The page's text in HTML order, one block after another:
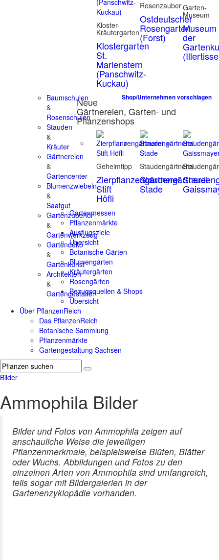
Kloster-
Kräutergarten
Klostergarten
St.
Marienstern
(Panschwitz-
Kuckau)
Rosenzauber
Ostdeutscher
Rosengarten
(Forst)
Garten-
Museum
Museum
der
Baumschulen
&
Rosenschulen
Stauden
&
Kräuter
Gärtnereien
&
Gartencenter
Blumenzwiebeln
&
Saatgut
Gartenzubehör
&
Gartenwerkzeug
Gartendeko
&
Gartenkunst
Architekten
&
Gartengestalter
Shop/Unternehmen vorschlagen
Neue
Gärtnereien, Garten- und
Pflanzenshops
Geheimtipp
Zierpflanzengärtnerei
Stift
Höfli
Staudengärtnerei
Staudengärtnerei
Stade
Gartenmessen
Pflanzenmärkte
Ausflugsziele
Übersicht
Botanische Gärten
Blumengärten
Kräutergärten
Rosengärten
Bezugsquellen & Shops
Übersicht
Über PflanzenReich
Das PflanzenReich
Botanische Sammlung
Pflanzenmärkte
Gartengestaltung Sachsen
Bilder
Ammophila Bilder
Bilder und Fotos von Ammophila zeigen auf
anschauliche Weise die jeweiligen
Pflanzenmerkmale, beispielsweise Blüten, Blätter
oder Wuchs. Abbildungen und Fotos zu den
einzelnen Arten von Ammophila sind umfangreich,
teils sogar mit Bildergalerien in der
Gartenenzyklopädie vorhanden.